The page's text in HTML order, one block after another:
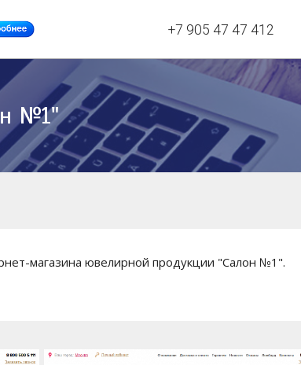
+7 905 47 47 412
№1"
магазина ювелирной продукции "Салон №1".